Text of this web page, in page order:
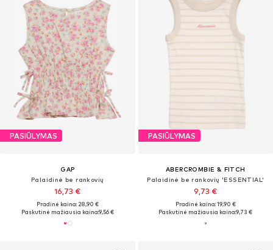
PASIŪLYMAS
GAP
Palaidinė be rankovių
16,73 €
Pradinė kaina: 28,90 €
Paskutinė mažiausia kaina:9,56 €
PASIŪLYMAS
ABERCROMBIE & FITCH
Palaidinė be rankovių 'ESSENTIAL'
9,73 €
Pradinė kaina: 19,90 €
Paskutinė mažiausia kaina:9,73 €